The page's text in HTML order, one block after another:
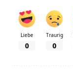
Liebe
0
Traurig
0